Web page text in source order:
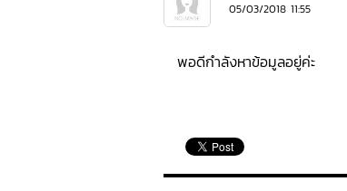
05/03/2018 11:55
พอดีกำลังหาข้อมูลอยู่ค่ะ